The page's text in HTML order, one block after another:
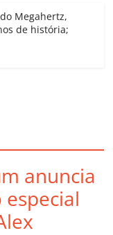
Megahertz,
de história;
anuncia